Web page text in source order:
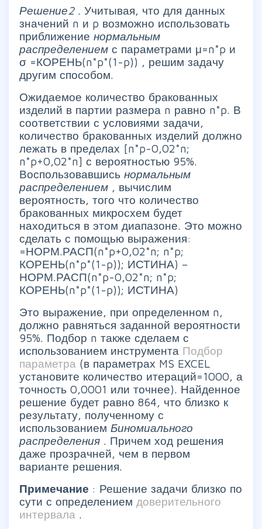
Решение2 . Учитывая, что для данных
значений n и p возможно использовать
приближение нормальным
распределением с параметрами μ=n*p и
σ =КОРЕНЬ(n*p*(1-p)) , решим задачу
другим способом.
Ожидаемое количество бракованных
изделий в партии размера n равно n*p. В
соответствии с условиями задачи,
количество бракованных изделий должно
лежать в пределах [n*p-0,02*n;
n*p+0,02*n] с вероятностью 95%.
Воспользовавшись нормальным
распределением , вычислим
вероятность, того что количество
бракованных микросхем будет
находиться в этом диапазоне. Это можно
сделать с помощью выражения:
=НОРМ.РАСП(n*p+0,02*n; n*p;
КОРЕНЬ(n*p*(1-p)); ИСТИНА) –
НОРМ.РАСП(n*p-0,02*n; n*p;
КОРЕНЬ(n*p*(1-p)); ИСТИНА)
Это выражение, при определенном n,
должно равняться заданной вероятности
95%. Подбор n также сделаем с
использованием инструмента Подбор
параметра (в параметрах MS EXCEL
установите количество итераций=1000, а
точность 0,0001 или точнее). Найденное
решение будет равно 864, что близко к
результату, полученному с
использованием Биномиального
распределения . Причем ход решения
даже прозрачней, чем в первом
варианте решения.
Примечание : Решение задачи близко по
сути с определением доверительного
интервала .